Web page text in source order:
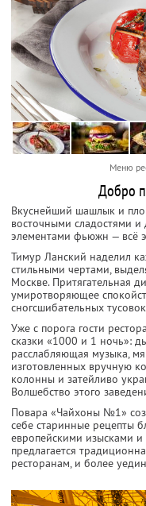
Меню
Добро
Вкуснейший шашлык и
восточными сладостями
элементами фьюжн — всё
Тимур Ланский наделил
стильными чертами,
Москве. Притягательная
умиротворяющее
сногсшибательных
Уже с порога гости
сказки «1000 и 1 ночь»:
расслабляющая музыка,
изготовленных вручную
колонны и затейливо
Волшебство этого
Повара «Чайхоны №1»
себе старинные рецепты
европейскими изысками и
предлагается
ресторанам, и более